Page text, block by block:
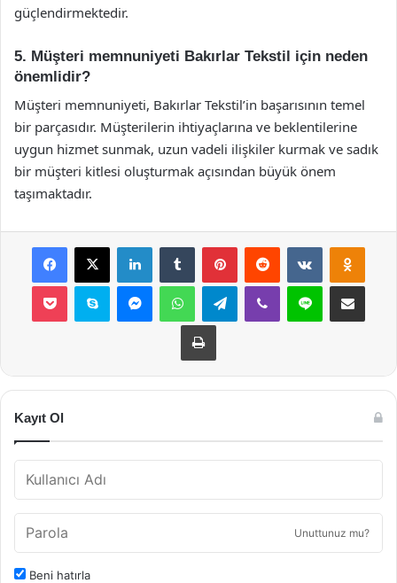
güçlendirmektedir.
5. Müşteri memnuniyeti Bakırlar Tekstil için neden
önemlidir?
Müşteri memnuniyeti, Bakırlar Tekstil’in başarısının temel
bir parçasıdır. Müşterilerin ihtiyaçlarına ve beklentilerine
uygun hizmet sunmak, uzun vadeli ilişkiler kurmak ve sadık
bir müşteri kitlesi oluşturmak açısından büyük önem
taşımaktadır.
Facebook
X LinkedInTumblr PinterestReddit VKontakte
Pocket Skype MessengerWhatsAppTelegramViber Line E-Posta ile
Yazdır
Kayıt Ol
Unuttunuz mu?
Beni hatırla